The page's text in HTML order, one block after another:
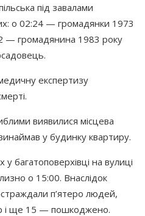
під завалами
о 02:24 — громадянки 1973
— громадянина 1983 року
експертизу
виявилися місцева
у будинку квартиру.
багатоповерхівці на вулиці
о 15:00. Внаслідок
п’ятеро людей,
і ще 15 — пошкоджено.